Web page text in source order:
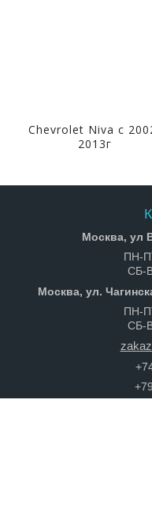
Chevrolet Niva с
2013г
Москва, ул
ПН-
СБ-
Москва, ул.
ПН-
СБ-